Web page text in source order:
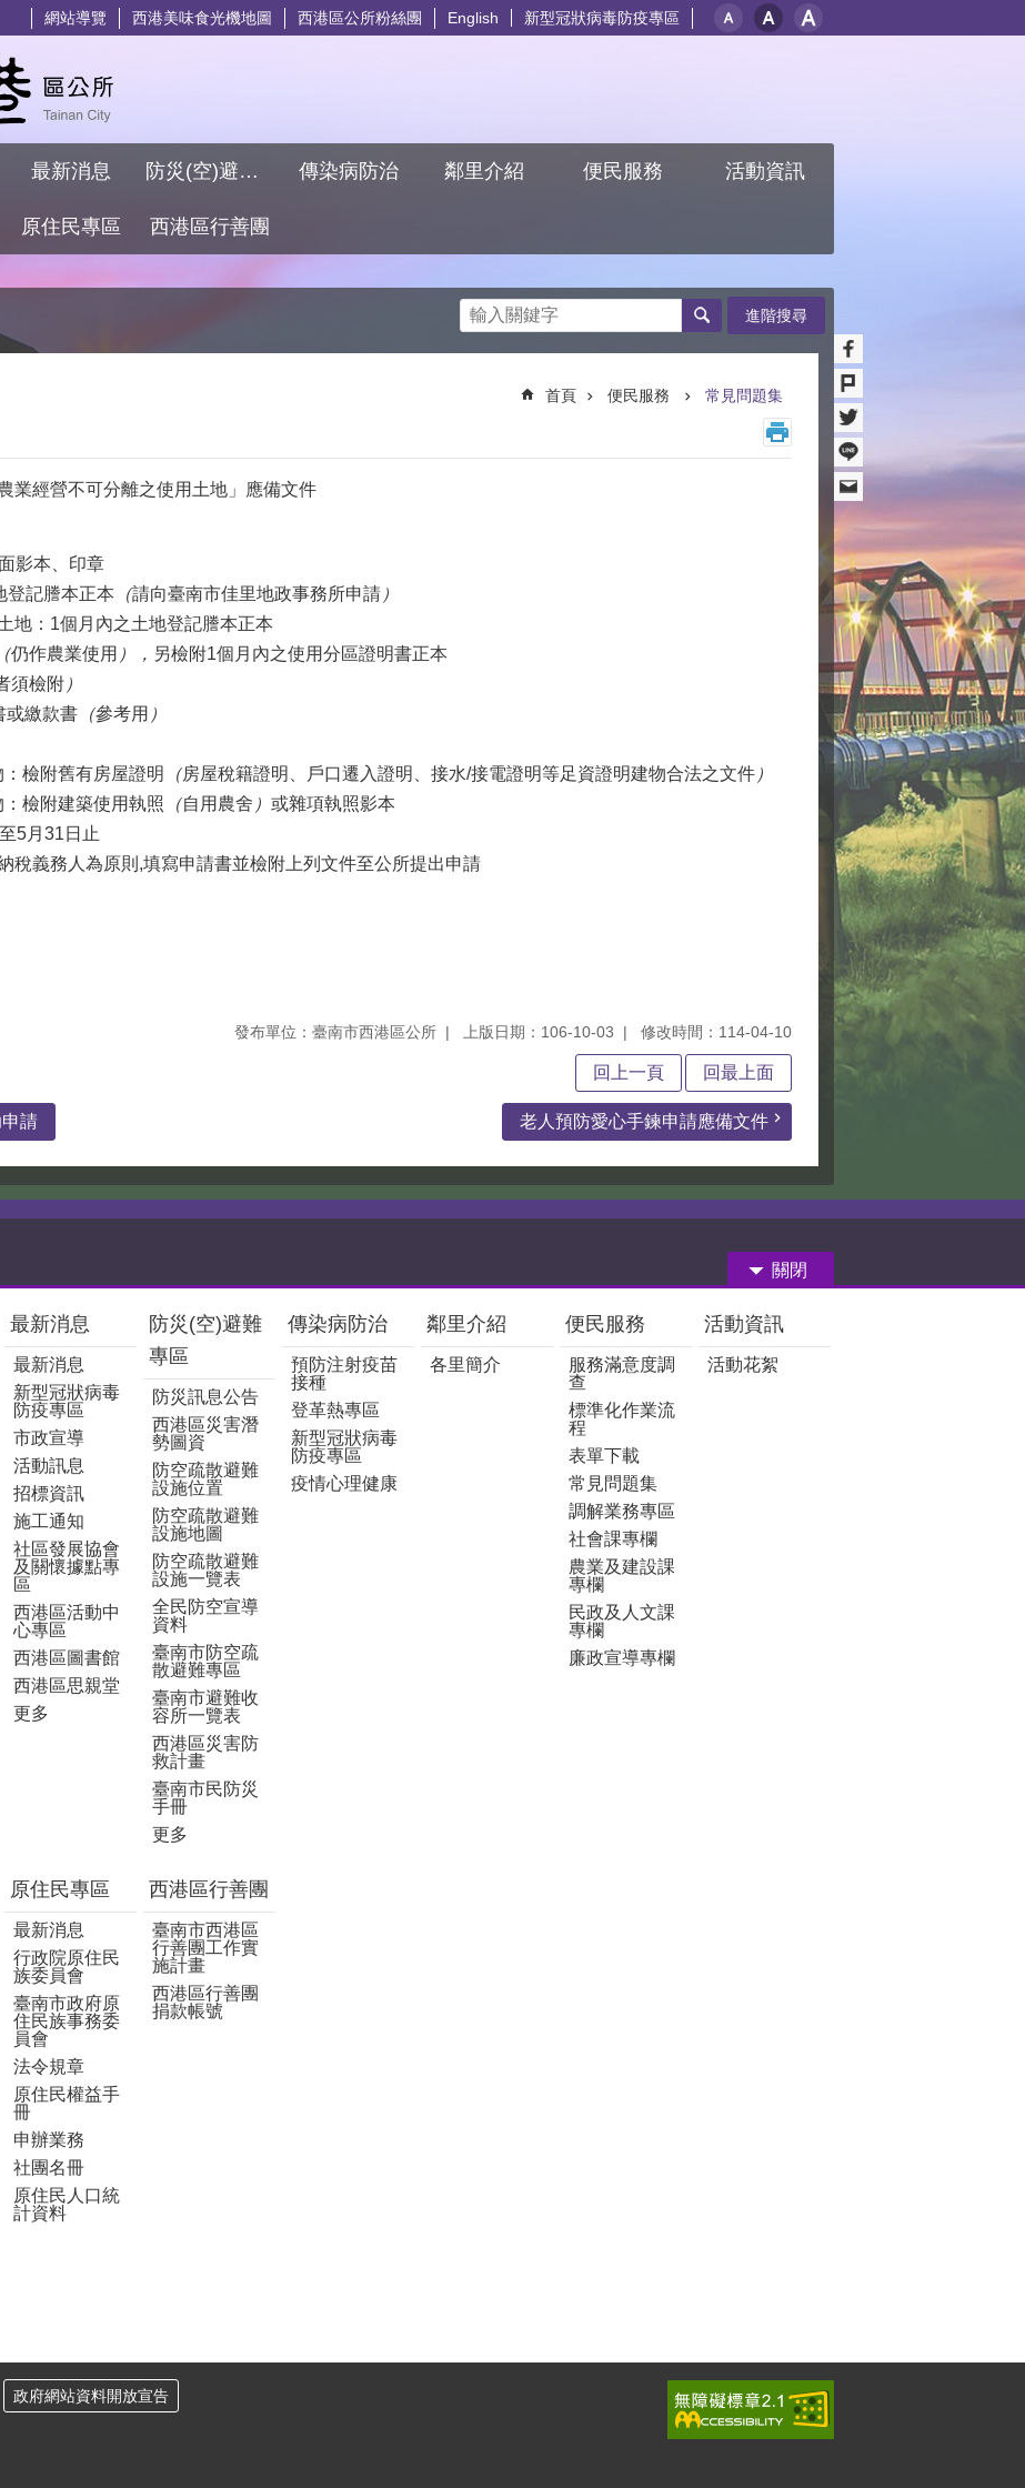
網站導覽 西港美味食光機地圖 西港區公所粉絲團 English 新型冠狀病毒防疫專區
最新消息 防災(空)避難專區 傳染病防治 鄰里介紹 便民服務 活動資訊
原住民專區 西港區行善團
搜尋 進階搜尋
首頁 便民服務 常見問題集
業經營不可分離之使用土地」應備文件
影本、印章
登記謄本正本 （請向臺南市佳里地政事務所申請 ）
地： 1個月內之土地登記謄本正本
（仍作農業使用 ）， 另檢附1個月內之使用分區證明書正本
須檢附 ）
或繳款書 （參考用 ）
檢附舊有房屋證明
（房屋稅籍證明、戶口遷入證明、接水/接電證明等足資證明建物合法之文件 ）
檢附建築使用執照
（自用農舍 ） 或雜項執照影本
5月 31 日止
稅義務人為原則 ,填寫申請書並檢附上列文件至公所提出申請
發布單位：臺南市西港區公所 上版日期：106-10-03 修改時間：114-04-10
回上一頁 回最上面
請 老人預防愛心手鍊申請應備文件
關閉
最新消息
最新消息
新型冠狀病毒
防疫專區
市政宣導
活動訊息
招標資訊
施工通知
社區發展協會
及關懷據點專
區
西港區活動中
心專區
西港區圖書館
西港區思親堂
更多
防災(空)避難
專區
防災訊息公告
西港區災害潛
勢圖資
防空疏散避難
設施位置
防空疏散避難
設施地圖
防空疏散避難
設施一覽表
全民防空宣導
資料
臺南市防空疏
散避難專區
臺南市避難收
容所一覽表
西港區災害防
救計畫
臺南市民防災
手冊
更多
傳染病防治
預防注射疫苗
接種
登革熱專區
新型冠狀病毒
防疫專區
疫情心理健康
鄰里介紹
各里簡介
便民服務
服務滿意度調
查
標準化作業流
程
表單下載
常見問題集
調解業務專區
社會課專欄
農業及建設課
專欄
民政及人文課
專欄
廉政宣導專欄
活動資訊
活動花絮
原住民專區
最新消息
行政院原住民
族委員會
臺南市政府原
住民族事務委
員會
法令規章
原住民權益手
冊
申辦業務
社團名冊
原住民人口統
計資料
西港區行善團
臺南市西港區
行善團工作實
施計畫
西港區行善團
捐款帳號
政府網站資料開放宣告